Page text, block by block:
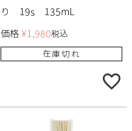
り 19s 135mL
価格 ¥1,980税込
在庫切れ